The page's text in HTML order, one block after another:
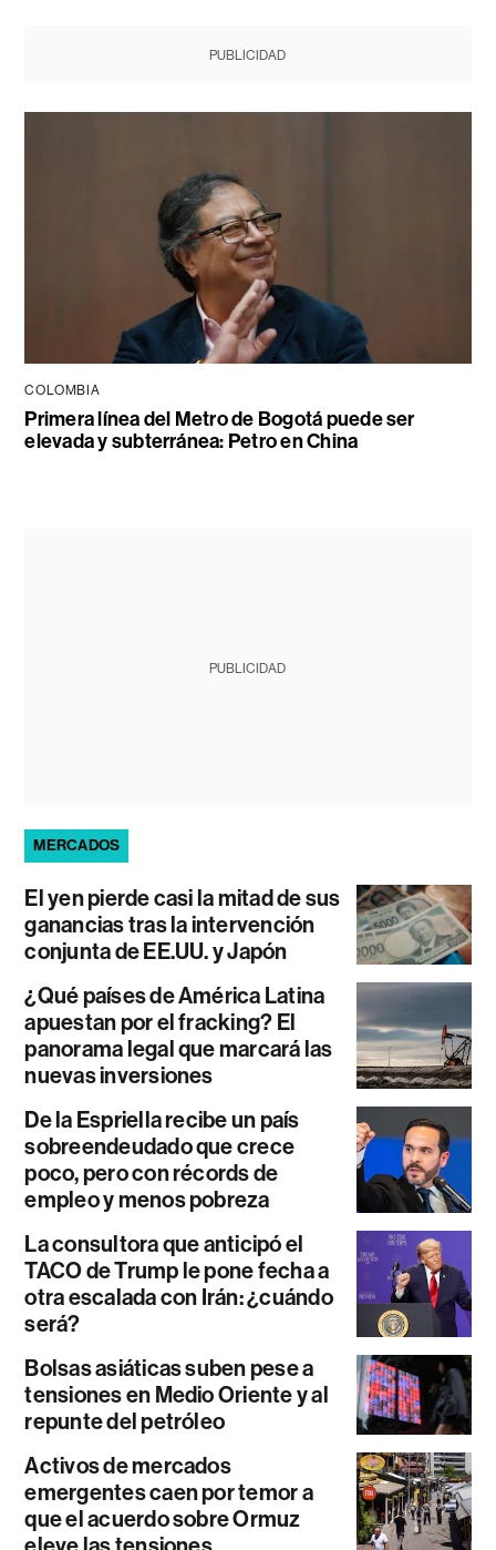
PUBLICIDAD
COLOMBIA
Primera línea del Metro de Bogotá puede ser
elevada y subterránea: Petro en China
PUBLICIDAD
MERCADOS
El yen pierde casi la mitad de sus
ganancias tras la intervención
conjunta de EE.UU. y Japón
¿Qué países de América Latina
apuestan por el fracking? El
panorama legal que marcará las
nuevas inversiones
De la Espriella recibe un país
sobreendeudado que crece
poco, pero con récords de
empleo y menos pobreza
La consultora que anticipó el
TACO de Trump le pone fecha a
otra escalada con Irán: ¿cuándo
será?
Bolsas asiáticas suben pese a
tensiones en Medio Oriente y al
repunte del petróleo
Activos de mercados
emergentes caen por temor a
que el acuerdo sobre Ormuz